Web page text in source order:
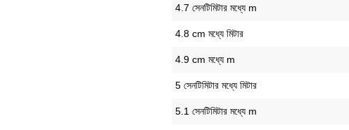
4.7 সেনটিমিটার মধ্যে m
4.8 cm মধ্যে মিটার
4.9 cm মধ্যে m
5 সেনটিমিটার মধ্যে মিটার
5.1 সেনটিমিটার মধ্যে m